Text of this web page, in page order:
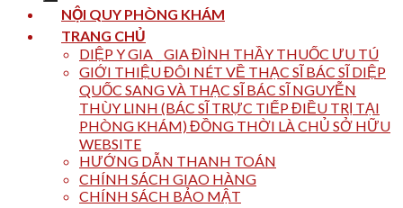
NỘI QUY PHÒNG KHÁM
TRANG CHỦ
DIỆP Y GIA _ GIA ĐÌNH THẦY THUỐC ƯU TÚ
GIỚI THIỆU ĐÔI NÉT VỀ THẠC SĨ BÁC SĨ DIỆP
QUỐC SANG VÀ THẠC SĨ BÁC SĨ NGUYỄN
THÙY LINH (BÁC SĨ TRỰC TIẾP ĐIỀU TRỊ TẠI
PHÒNG KHÁM) ĐỒNG THỜI LÀ CHỦ SỞ HỮU
WEBSITE
HƯỚNG DẪN THANH TOÁN
CHÍNH SÁCH GIAO HÀNG
CHÍNH SÁCH BẢO MẬT